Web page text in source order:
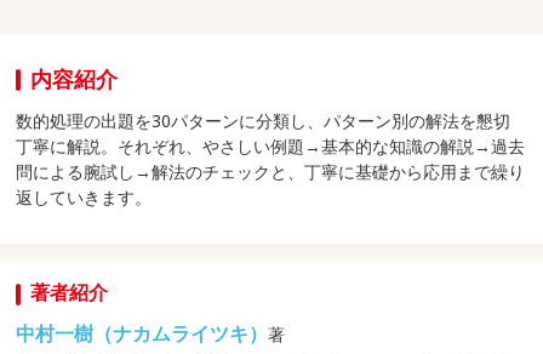
内容紹介
数的処理の出題を30パターンに分類し、パターン別の解法を懇切
丁寧に解説。それぞれ、やさしい例題→基本的な知識の解説→過去
問による腕試し→解法のチェックと、丁寧に基礎から応用まで繰り
返していきます。
著者紹介
中村一樹（ナカムライツキ）著